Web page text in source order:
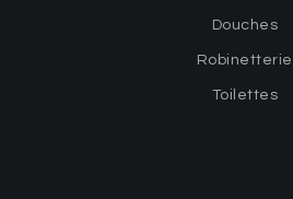
Douches
Robinetterie
Toilettes